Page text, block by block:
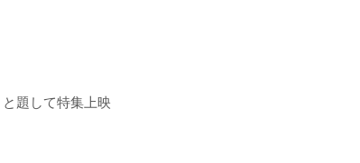
題して特集上映